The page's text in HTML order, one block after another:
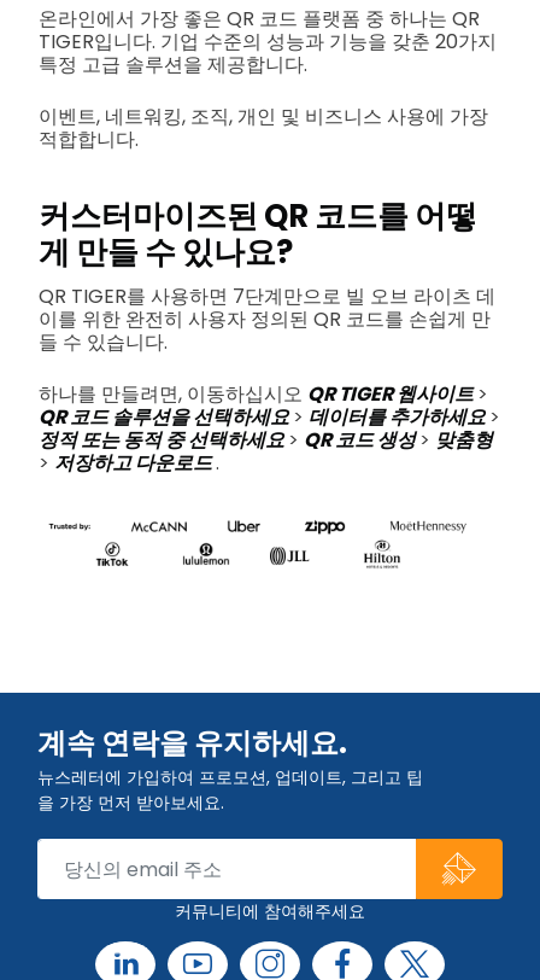
온라인에서 가장 좋은 QR 코드 플랫폼 중 하나는 QR
TIGER입니다. 기업 수준의 성능과 기능을 갖춘 20가지
특정 고급 솔루션을 제공합니다.
이벤트, 네트워킹, 조직, 개인 및 비즈니스 사용에 가장
적합합니다.
커스터마이즈된 QR 코드를 어떻
게 만들 수 있나요?
QR TIGER를 사용하면 7단계만으로 빌 오브 라이츠 데
이를 위한 완전히 사용자 정의된 QR 코드를 손쉽게 만
들 수 있습니다.
하나를 만들려면, 이동하십시오 QR TIGER 웹사이트>
QR 코드 솔루션을 선택하세요 > 데이터를 추가하세요 >
정적 또는 동적 중 선택하세요 > QR 코드 생성> 맞춤형
> 저장하고 다운로드.
계속 연락을 유지하세요.
뉴스레터에 가입하여 프로모션, 업데이트, 그리고 팁
을 가장 먼저 받아보세요.
커뮤니티에 참여해주세요